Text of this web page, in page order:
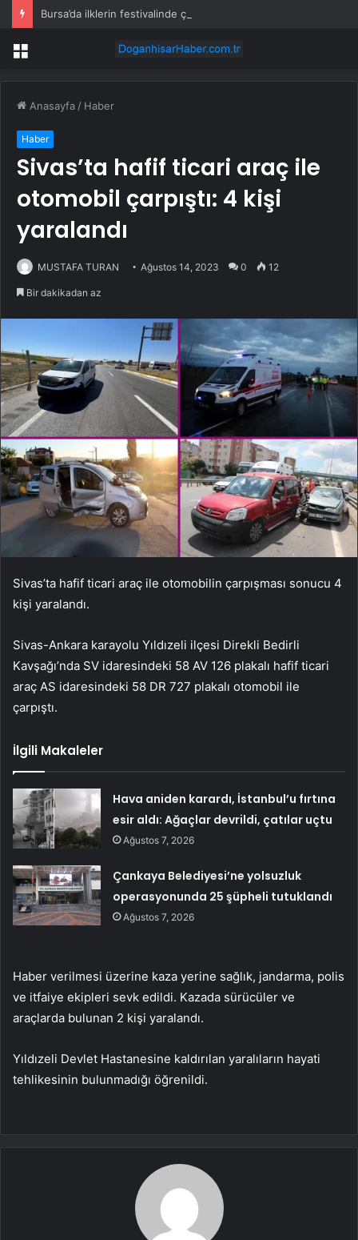
Bursa’da ilklerin festivalinde çocuklar da şen şakrak
Menü
Anasayfa / Haber
Haber
Sivas’ta hafif ticari araç ile
otomobil çarpıştı: 4 kişi
yaralandı
MUSTAFA TURAN Ağustos 14, 2023 0 12
Bir dakikadan az
Sivas’ta hafif ticari araç ile otomobilin çarpışması sonucu 4
kişi yaralandı.
Sivas-Ankara karayolu Yıldızeli ilçesi Direkli Bedirli
Kavşağı’nda SV idaresindeki 58 AV 126 plakalı hafif ticari
araç AS idaresindeki 58 DR 727 plakalı otomobil ile
çarpıştı.
İlgili Makaleler
Hava aniden karardı, İstanbul’u fırtına
esir aldı: Ağaçlar devrildi, çatılar uçtu
Ağustos 7, 2026
Çankaya Belediyesi’ne yolsuzluk
operasyonunda 25 şüpheli tutuklandı
Ağustos 7, 2026
Haber verilmesi üzerine kaza yerine sağlık, jandarma, polis
ve itfaiye ekipleri sevk edildi. Kazada sürücüler ve
araçlarda bulunan 2 kişi yaralandı.
Yıldızeli Devlet Hastanesine kaldırılan yaralıların hayati
tehlikesinin bulunmadığı öğrenildi.